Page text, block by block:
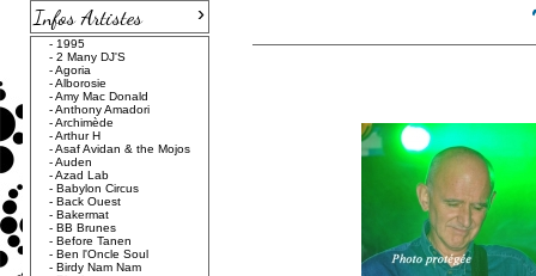
Infos Artistes
›
- 1995
- 2 Many DJ'S
-Agoria
-Alborosie
-Amy Mac Donald
-Anthony Amadori
-Archimède
-Arthur H
-Asaf Avidan & the Mojos
-Auden
-Azad Lab
- Babylon Circus
- Back Ouest
- Bakermat
- BB Brunes
- Before Tanen
- Ben l'Oncle Soul
- Birdy Nam Nam